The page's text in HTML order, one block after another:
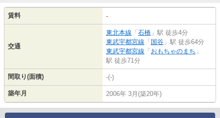
賃料 -
交通
東北本線 「 石橋 」駅 徒歩4分
東武宇都宮線 「 国谷 」駅 徒歩64分
東武宇都宮線 「 おもちゃのまち 」
駅 徒歩71分
間取り(面積) -(-)
築年月 2006年 3月(築20年)